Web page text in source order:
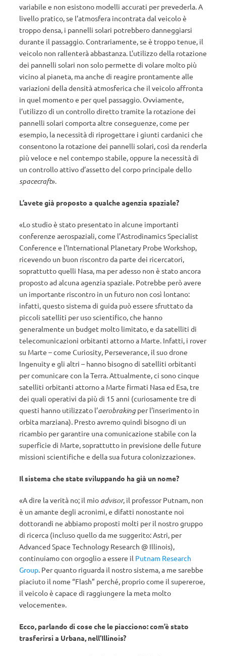
variabile e non esistono modelli accurati per prevederla. A
livello pratico, se l’atmosfera incontrata dal veicolo è
troppo densa, i pannelli solari potrebbero danneggiarsi
durante il passaggio. Contrariamente, se è troppo tenue, il
veicolo non rallenterà abbastanza. L’utilizzo della rotazione
dei pannelli solari non solo permette di volare molto più
vicino al pianeta, ma anche di reagire prontamente alle
variazioni della densità atmosferica che il veicolo affronta
in quel momento e per quel passaggio. Ovviamente,
l’utilizzo di un controllo diretto tramite la rotazione dei
pannelli solari comporta altre conseguenze, come per
esempio, la necessità di riprogettare i giunti cardanici che
consentono la rotazione dei pannelli solari, così da renderla
più veloce e nel contempo stabile, oppure la necessità di
un controllo attivo d’assetto del corpo principale dello
spacecraft».
L’avete già proposto a qualche agenzia spaziale?
«Lo studio è stato presentato in alcune importanti
conferenze aerospaziali, come l’Astrodinamics Specialist
Conference e l’International Planetary Probe Workshop,
ricevendo un buon riscontro da parte dei ricercatori,
soprattutto quelli Nasa, ma per adesso non è stato ancora
proposto ad alcuna agenzia spaziale. Potrebbe però avere
un importante riscontro in un futuro non così lontano:
infatti, questo sistema di guida può essere sfruttato da
piccoli satelliti per uso scientifico, che hanno
generalmente un budget molto limitato, e da satelliti di
telecomunicazioni orbitanti attorno a Marte. Infatti, i rover
su Marte – come Curiosity, Perseverance, il suo drone
Ingenuity e gli altri – hanno bisogno di satelliti orbitanti
per comunicare con la Terra. Attualmente, ci sono cinque
satelliti orbitanti attorno a Marte firmati Nasa ed Esa, tre
dei quali operativi da più di 15 anni (curiosamente tre di
questi hanno utilizzato l’aerobrakingper l’inserimento in
orbita marziana). Presto avremo quindi bisogno di un
ricambio per garantire una comunicazione stabile con la
superficie di Marte, soprattutto in previsione delle future
missioni scientifiche e della sua futura colonizzazione».
Il sistema che state sviluppando ha già un nome?
«A dire la verità no; il mio advisor, il professor Putnam, non
è un amante degli acronimi, e difatti nonostante noi
dottorandi ne abbiamo proposti molti per il nostro gruppo
di ricerca (incluso quello da me suggerito: Astri, per
Advanced Space Technology Research @ Illinois),
continuiamo con orgoglio a essere il Putnam Research
Group. Per quanto riguarda il nostro sistema, a me sarebbe
piaciuto il nome “Flash” perché, proprio come il supereroe,
il veicolo è capace di raggiungere la meta molto
velocemente».
Ecco, parlando di cose che le piacciono: com’è stato
trasferirsi a Urbana, nell’Illinois?